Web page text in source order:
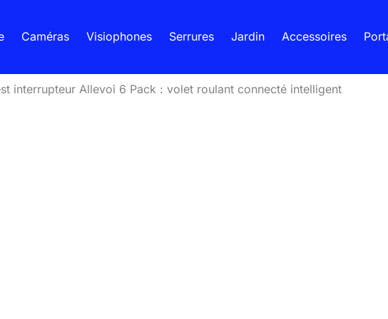
Caméras Visiophones Serrures Jardin Accessoires
interrupteur Allevoi 6 Pack : volet roulant connecté intelligent